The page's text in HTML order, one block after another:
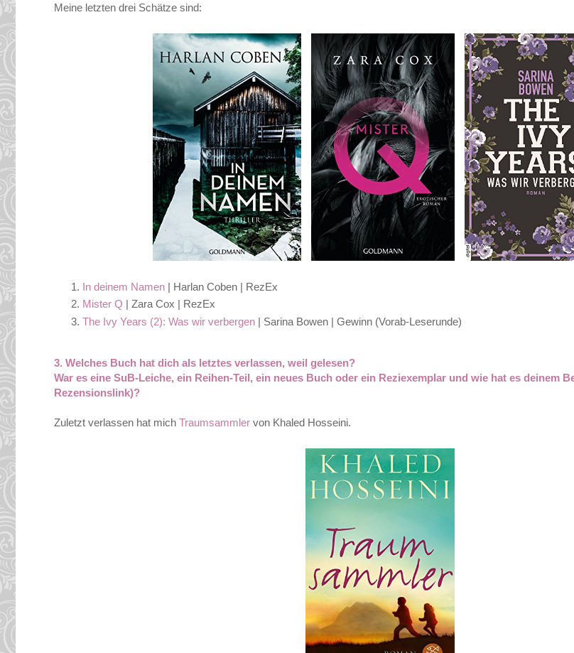
Meine letzten drei Schätze sind:
In deinem Namen | Harlan Coben | RezEx
Mister Q | Zara Cox | RezEx
The Ivy Years (2): Was wir verbergen | Sarina Bowen | Gewinn (Vorab-Leserunde)
3. Welches Buch hat dich als letztes verlassen, weil gelesen?
War es eine SuB-Leiche, ein Reihen-Teil, ein neues Buch oder ein Reziexemplar und wie hat es deinem
Rezensionslink)?
Zuletzt verlassen hat mich Traumsammler von Khaled Hosseini.